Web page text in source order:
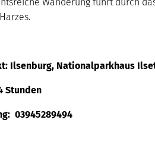
Ilsenburg, Nationalparkhaus
Stunden
03945289494